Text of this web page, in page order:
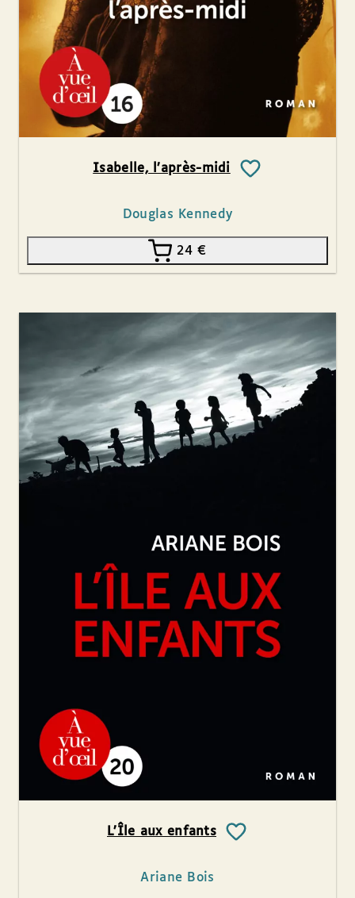
Isabelle, l’après-midi
Douglas Kennedy
24€
L’Île aux enfants
Ariane Bois